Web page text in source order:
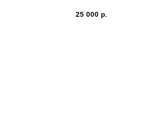
25 000 р.